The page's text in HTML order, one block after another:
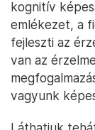
kognitív
emlékezet, a
fejleszti az
van az
vagyunk